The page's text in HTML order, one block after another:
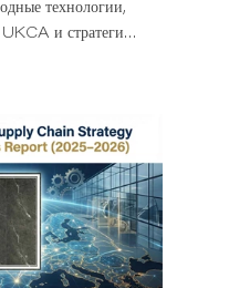
технологии,
UKCA и стратегии